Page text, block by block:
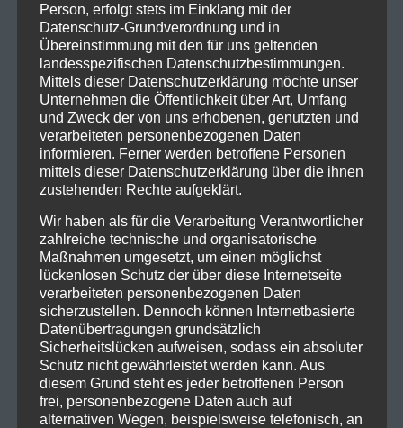
Person, erfolgt stets im Einklang mit der
Datenschutz-Grundverordnung und in
Übereinstimmung mit den für uns geltenden
landesspezifischen Datenschutzbestimmungen.
Mittels dieser Datenschutzerklärung möchte unser
Unternehmen die Öffentlichkeit über Art, Umfang
und Zweck der von uns erhobenen, genutzten und
verarbeiteten personenbezogenen Daten
informieren. Ferner werden betroffene Personen
mittels dieser Datenschutzerklärung über die ihnen
zustehenden Rechte aufgeklärt.
Wir haben als für die Verarbeitung Verantwortlicher
zahlreiche technische und organisatorische
Maßnahmen umgesetzt, um einen möglichst
lückenlosen Schutz der über diese Internetseite
verarbeiteten personenbezogenen Daten
sicherzustellen. Dennoch können Internetbasierte
Datenübertragungen grundsätzlich
Sicherheitslücken aufweisen, sodass ein absoluter
Schutz nicht gewährleistet werden kann. Aus
diesem Grund steht es jeder betroffenen Person
frei, personenbezogene Daten auch auf
alternativen Wegen, beispielsweise telefonisch, an